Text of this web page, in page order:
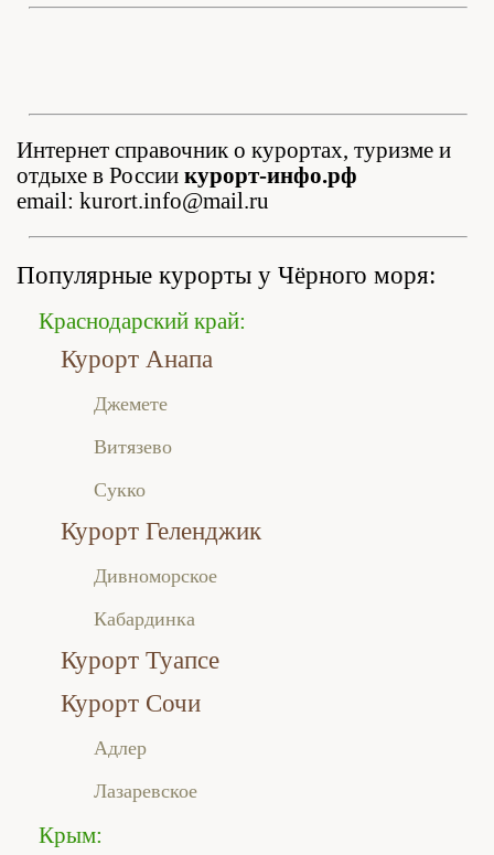
Интернет справочник о курортах, туризме и
отдыхе в России курорт-инфо.рф
email: kurort.info@mail.ru
Популярные курорты у Чёрного моря:
Краснодарский край:
Курорт Анапа
Джемете
Витязево
Сукко
Курорт Геленджик
Дивноморское
Кабардинка
Курорт Туапсе
Курорт Сочи
Адлер
Лазаревское
Крым: